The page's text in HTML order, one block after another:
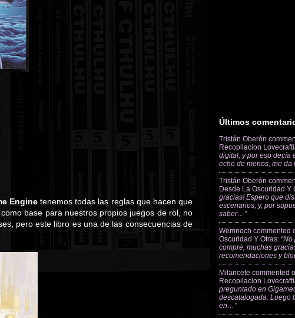
Engine tenemos todas las reglas que hacen que
base para nuestros propios juegos de rol, no
pero este libro es una de las consecuencias de
Últimos
Tristán Oberón
Recopilacion
digital, y por eso decía
echo de menos, me
Tristán Oberón
Desde La Oscuridad Y
gracias! Espero que
escenarios, y, por
saber…”
Wemnoch commented
Oscuridad Y Otras:
compré, muchas
recomendaciones y
Milancete commented
Recopilacion
preguntado en
descatalogada. Luego
en…”